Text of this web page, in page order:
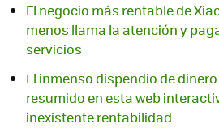
El negocio más rentable de
menos llama la atención y
servicios
El inmenso dispendio de
resumido en esta web
inexistente rentabilidad